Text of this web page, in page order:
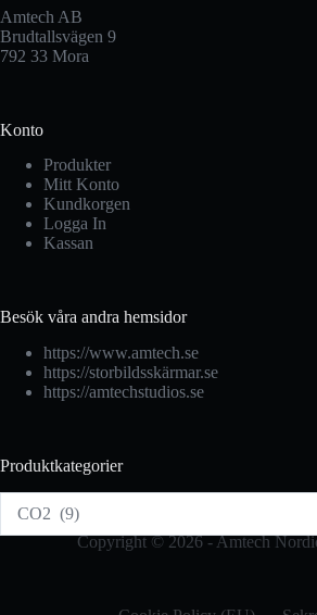
Amtech AB
Brudtallsvägen 9
792 33 Mora
Konto
Produkter
Mitt Konto
Kundkorgen
Logga In
Kassan
Besök våra andra hemsidor
https://www.amtech.se
https://storbildsskärmar.se
https://amtechstudios.se
Produktkategorier
CO2 (9)
Copyright © 2026 - Amtech